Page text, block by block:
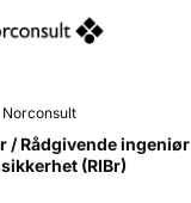
Norconsult
/ Rådgivende ingeniør
(RIBr)